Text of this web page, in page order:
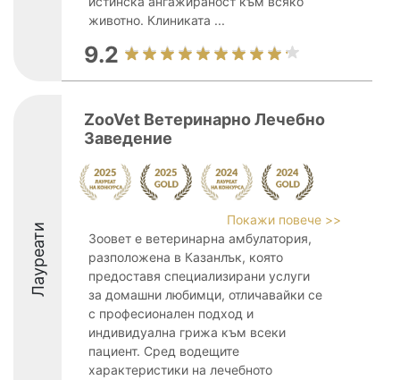
животно. Клиниката ...
9.2
Лауреати
ZooVet Ветеринарно Лечебно
Заведение
Покажи повече >>
Зоовет е ветеринарна амбулатория,
разположена в Казанлък, която
предоставя специализирани услуги
за домашни любимци, отличавайки се
с професионален подход и
индивидуална грижа към всеки
пациент. Сред водещите
характеристики на лечебното